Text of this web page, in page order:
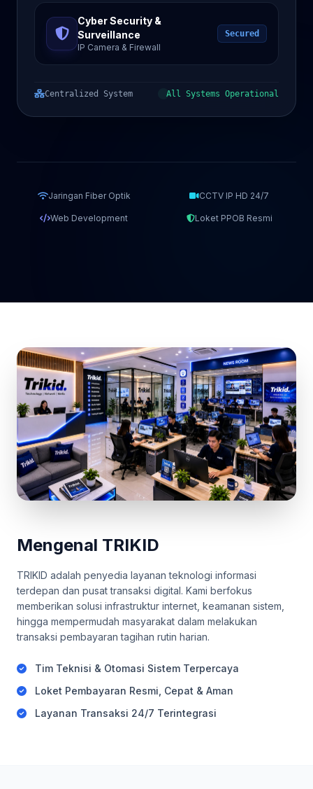
Cyber Security &
Surveillance
IP Camera & Firewall
Secured
Centralized System All Systems Operational
Jaringan Fiber Optik CCTV IP HD 24/7
Web Development Loket PPOB Resmi
Mengenal TRIKID
TRIKID adalah penyedia layanan teknologi informasi
terdepan dan pusat transaksi digital. Kami berfokus
memberikan solusi infrastruktur internet, keamanan sistem,
hingga mempermudah masyarakat dalam melakukan
transaksi pembayaran tagihan rutin harian.
Tim Teknisi & Otomasi Sistem Terpercaya
Loket Pembayaran Resmi, Cepat & Aman
Layanan Transaksi 24/7 Terintegrasi